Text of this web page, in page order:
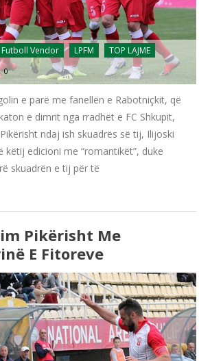
Futboll Vendor LPFM TOP LAJME
0
e parë me fanellën e Rabotniçkit, që
e dimrit nga rradhët e FC Shkupit,
ndaj ish skuadrës së tij, Ilijoski
këtij edicioni me “romantikët”, duke
skuadrën e tij për të
Pikërisht Me
E Fitoreve